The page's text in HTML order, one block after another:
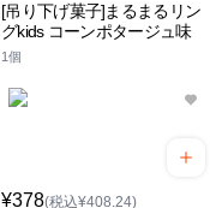
[吊り下げ菓子]まるまるリン
グkids コーンポタージュ味
1個
¥378(税込¥408.24)